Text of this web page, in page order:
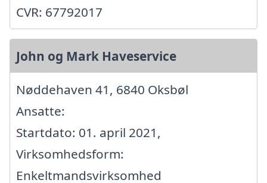
CVR: 67792017
John og Mark Haveservice
Nøddehaven 41, 6840 Oksbøl
Ansatte:
Startdato: 01. april 2021,
Virksomhedsform:
Enkeltmandsvirksomhed